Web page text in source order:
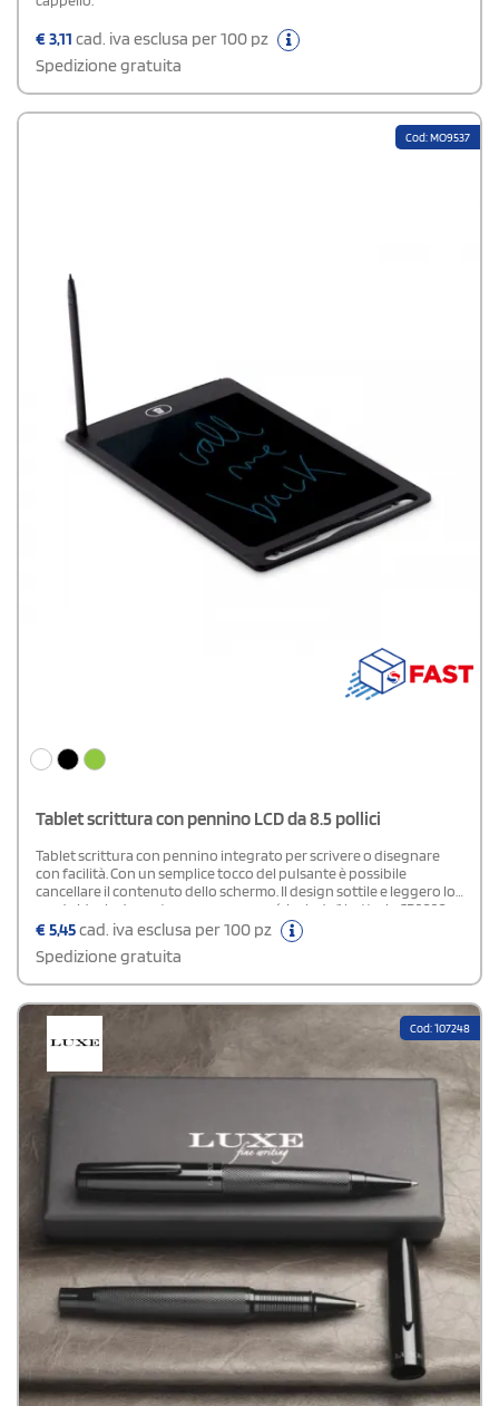
€3,11 cad. iva esclusa per 100 pz
Spedizione gratuita
Cod: MO9537
Tablet scrittura con pennino LCD da 8.5 pollici
Tablet scrittura con pennino integrato per scrivere o disegnare
con facilità. Con un semplice tocco del pulsante è possibile
cancellare il contenuto dello schermo. Il design sottile e leggero lo
rende ideale da portare sempre con sé. Include 1 batteria CR2020
per un utilizzo immediato.
€5,45cad. iva esclusa per 100 pz
Spedizione gratuita
Cod: 107248